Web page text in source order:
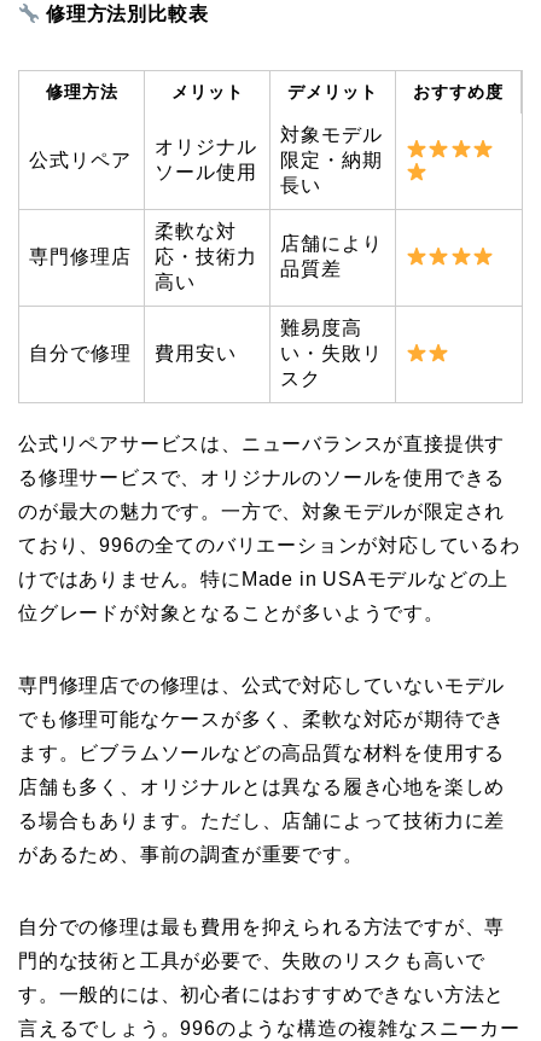
修理方法別比較表
修理方法 メリット デメリット おすすめ度
公式リペア
オリジナル
ソール使用
対象モデル
限定・納期
長い
専門修理店
柔軟な対
応・技術力
高い
店舗により
品質差
自分で修理 費用安い
難易度高
い・失敗リ
スク
公式リペアサービスは、ニューバランスが直接提供す
る修理サービスで、オリジナルのソールを使用できる
のが最大の魅力です。一方で、対象モデルが限定され
ており、996の全てのバリエーションが対応しているわ
けではありません。特にMade in USAモデルなどの上
位グレードが対象となることが多いようです。
専門修理店での修理は、公式で対応していないモデル
でも修理可能なケースが多く、柔軟な対応が期待でき
ます。ビブラムソールなどの高品質な材料を使用する
店舗も多く、オリジナルとは異なる履き心地を楽しめ
る場合もあります。ただし、店舗によって技術力に差
があるため、事前の調査が重要です。
自分での修理は最も費用を抑えられる方法ですが、専
門的な技術と工具が必要で、失敗のリスクも高いで
す。一般的には、初心者にはおすすめできない方法と
言えるでしょう。996のような構造の複雑なスニーカー